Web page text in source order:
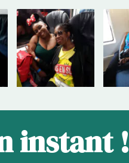
instant !